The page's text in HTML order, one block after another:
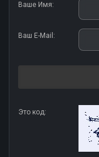
Ваше Имя:
Ваш E-Mail:
Это код: